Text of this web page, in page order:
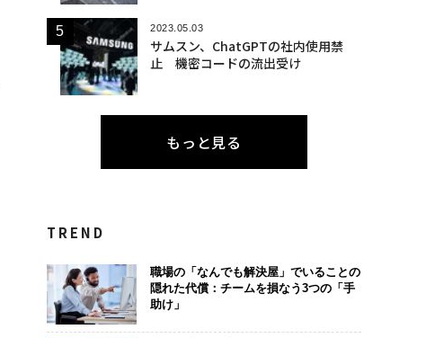
2023.05.03
サムスン、ChatGPTの社内使用禁
止 機密コードの流出受け
もっと見る
TREND
職場の「なんでも解決屋」でいることの
隠れた代償：チームを損なう3つの「手
助け」